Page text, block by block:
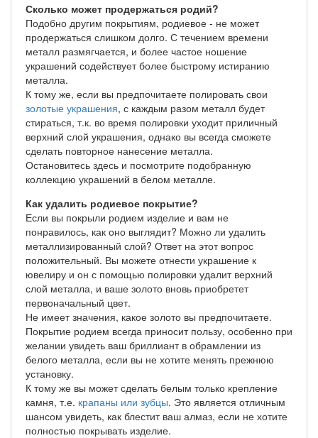
Сколько может продержаться родий?
Подобно другим покрытиям, родиевое - не может
продержаться слишком долго. С течением времени
металл размягчается, и более частое ношение
украшений содействует более быстрому истиранию
металла.
К тому же, если вы предпочитаете полировать свои
золотые украшения, с каждым разом металл будет
стираться, т.к. во время полировки уходит приличный
верхний слой украшения, однако вы всегда сможете
сделать повторное нанесение металла.
Остановитесь здесь и посмотрите подобранную
коллекцию украшений в белом металле.
Как удалить родиевое покрытие?
Если вы покрыли родием изделие и вам не
понравилось, как оно выглядит? Можно ли удалить
металлизированный слой? Ответ на этот вопрос
положительный. Вы можете отнести украшение к
ювелиру и он с помощью полировки удалит верхний
слой металла, и ваше золото вновь приобретет
первоначальный цвет.
Не имеет значения, какое золото вы предпочитаете.
Покрытие родием всегда приносит пользу, особенно при
желании увидеть ваш бриллиант в обрамлении из
белого металла, если вы не хотите менять прежнюю
установку.
К тому же вы может сделать белым только крепление
камня, т.е. крапаны или зубцы. Это является отличным
шансом увидеть, как блестит ваш алмаз, если не хотите
полностью покрывать изделие.